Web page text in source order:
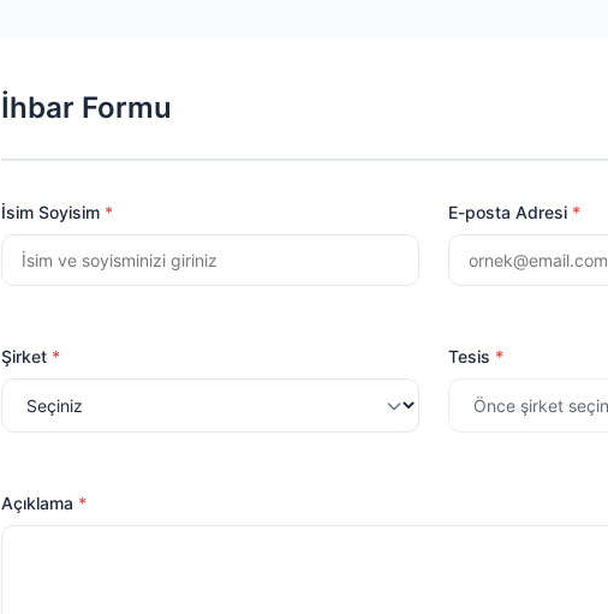
İhbar Formu
İsim Soyisim E-posta Adresi
Şirket Tesis
Açıklama